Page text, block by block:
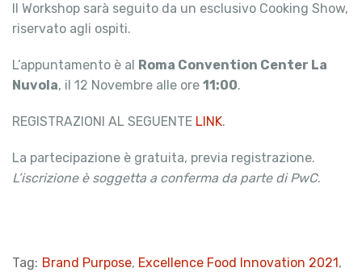
Il Workshop sarà seguito da un esclusivo Cooking Show,
riservato agli ospiti.
L’appuntamento è al Roma Convention Center La
Nuvola, il 12 Novembre alle ore 11:00.
REGISTRAZIONI AL SEGUENTE LINK.
La partecipazione è gratuita, previa registrazione.
L’iscrizione è soggetta a conferma da parte di PwC.
Tag: Brand Purpose, Excellence Food Innovation 2021,